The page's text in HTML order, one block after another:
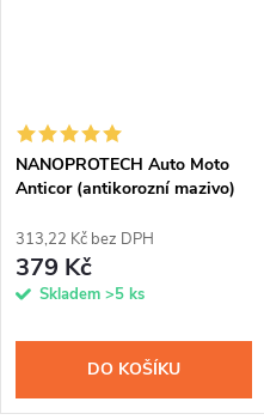
NANOPROTECH Auto Moto
Anticor (antikorozní mazivo)
313,22 Kč bez DPH
379 Kč
Skladem >5 ks
DO KOŠÍKU